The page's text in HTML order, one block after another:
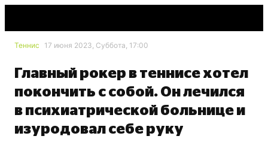
Теннис 17 июня 2023, Суббота, 17:00
Главный рокер в теннисе хотел
покончить с собой. Он лечился
в психиатрической больнице и
изуродовал себе руку